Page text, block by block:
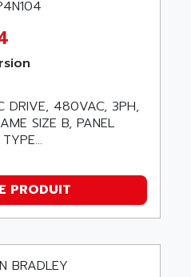
DRIVE, 480VAC, 3PH,
SIZE B, PANEL
PRODUIT